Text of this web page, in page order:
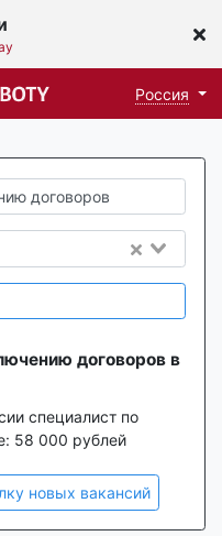
Россия
договоров в
специалист по
58 000 рублей
новых вакансий